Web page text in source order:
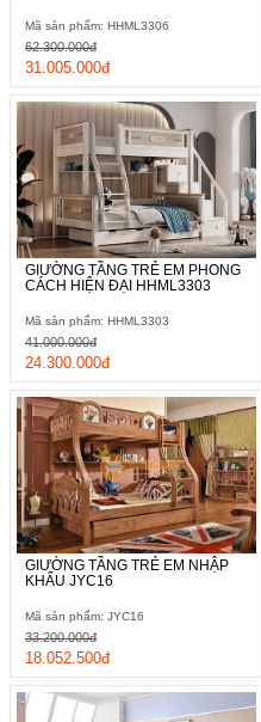
Mã sản phẩm: HHML3306
31.005.000đ
62.300.000đ
GIƯỜNG TẦNG TRẺ EM PHONG
CÁCH HIỆN ĐẠI HHML3303
Mã sản phẩm: HHML3303
24.300.000đ
41.000.000đ
GIƯỜNG TẦNG TRẺ EM NHẬP
KHẨU JYC16
Mã sản phẩm: JYC16
18.052.500đ
33.200.000đ